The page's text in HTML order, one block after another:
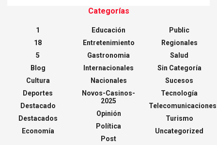
Categorías
1
18
5
Blog
Cultura
Deportes
Destacado
Destacados
Economía
Educación
Entretenimiento
Gastronomia
Internacionales
Nacionales
Novos-Casinos-
2025
Opinión
Política
Post
Public
Regionales
Salud
Sin Categoría
Sucesos
Tecnología
Telecomunicaciones
Turismo
Uncategorized